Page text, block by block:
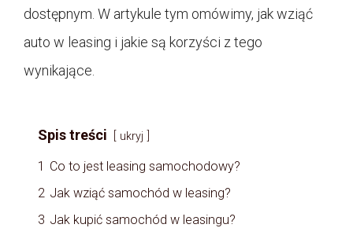
dostępnym. W artykule tym omówimy, jak wziąć
auto w leasing i jakie są korzyści z tego
wynikające.
Spis treści ukryj
1 Co to jest leasing samochodowy?
2 Jak wziąć samochód w leasing?
3 Jak kupić samochód w leasingu?